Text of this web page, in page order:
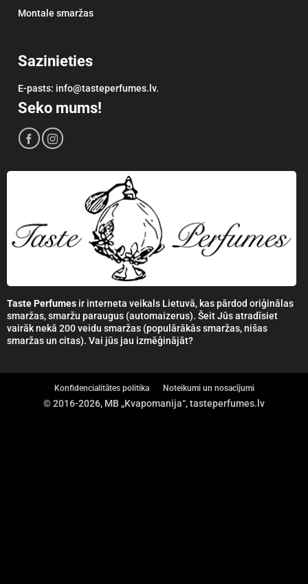
Montale smaržas
Sazinieties
E-pasts: info@tasteperfumes.lv.
Seko mums!
Taste Perfumesir interneta veikals Lietuvā, kas pārdod oriģinālas
smaržas, smaržu paraugus (automaizerus). Šeit Jūs atradīsiet
vairāk nekā 200 veidu smaržas (populārākās smaržas, nišas
smaržas un citas). Vai jūs jau izmēģinājāt?
Konfidencialitātes politika Noteikumi un nosacījumi
© 2016-2026, MB „Kvapomanija“, tasteperfumes.lv